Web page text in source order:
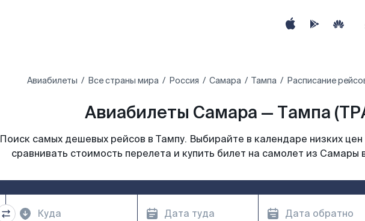
Авиабилеты Все страны мира Россия Самара Тампа Расписание
Авиабилеты Самара — Тампа
Поиск самых дешевых рейсов в Тампу. Выбирайте в календаре низких
сравнивать стоимость перелета и купить билет на самолет из Самары